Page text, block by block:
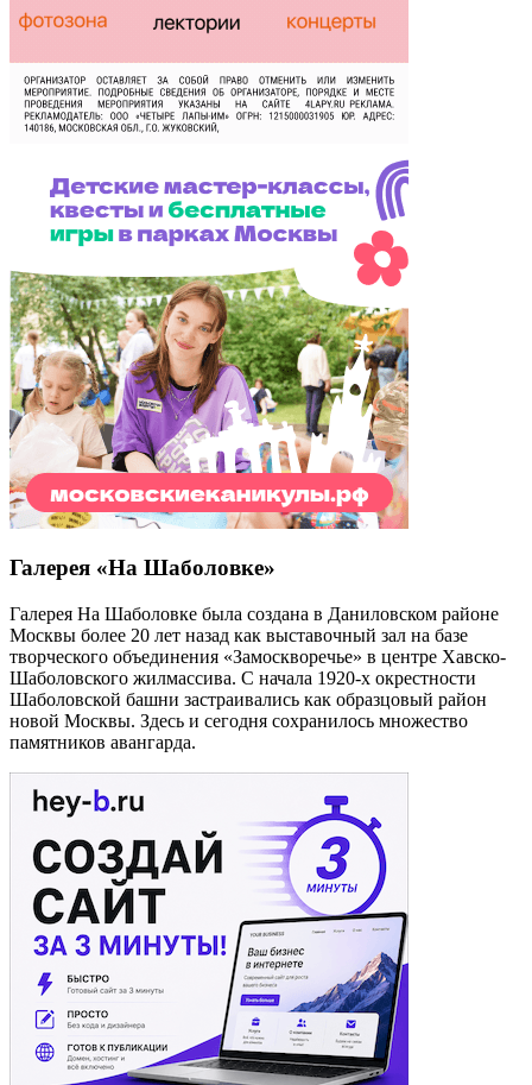
Галерея «На Шаболовке»
Галерея На Шаболовке была создана в Даниловском районе
Москвы более 20 лет назад как выставочный зал на базе
творческого объединения «Замоскворечье» в центре Хавско-
Шаболовского жилмассива. С начала 1920-х окрестности
Шаболовской башни застраивались как образцовый район
новой Москвы. Здесь и сегодня сохранилось множество
памятников авангарда.